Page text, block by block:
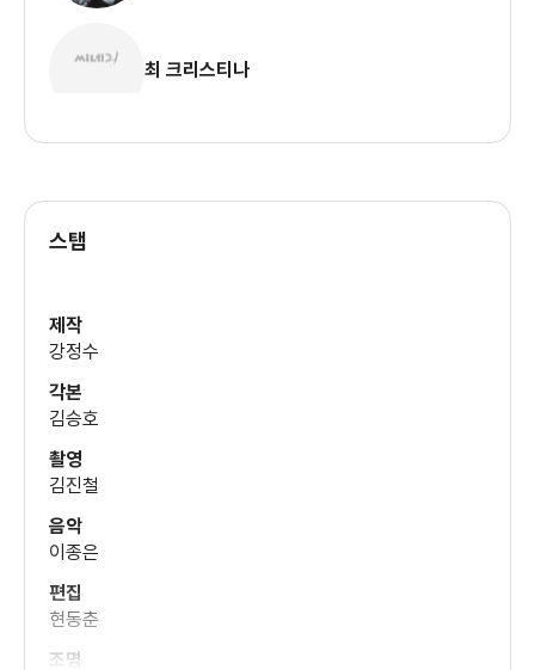
최 크리스티나
스탭
제작
강정수
각본
김승호
촬영
김진철
음악
이종은
편집
현동춘
조명